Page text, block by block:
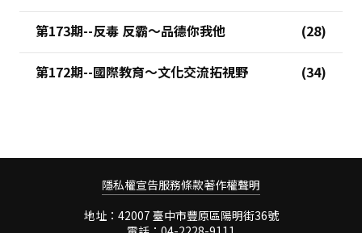
第173期--反毒 反霸～品德你我他
第172期--國際教育～文化交流拓視野
隱私權宣告服務條款著作權聲明
地址：42007 臺中市豐原區陽明街36號